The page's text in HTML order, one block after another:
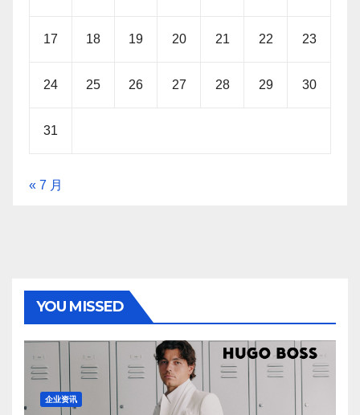
17 18 19 20 21 22 23
24 25 26 27 28 29 30
31
« 7 月
YOU MISSED
企业资讯